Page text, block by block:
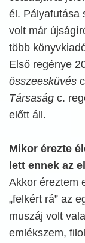
él. Pályafutása
volt már
több
Első regénye
összeesküvés
Társaság c.
előtt áll.
Mikor érezte
lett ennek az
Akkor éreztem
„felkért rá” az
muszáj volt
emlékszem,